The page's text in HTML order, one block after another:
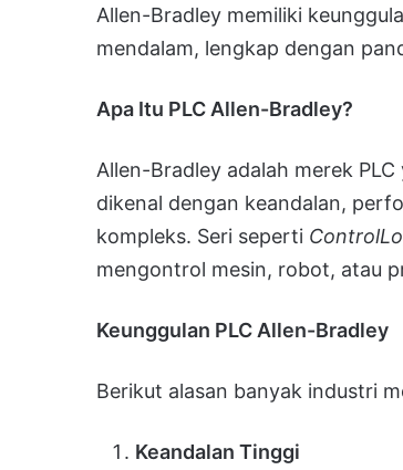
Allen-Bradley memiliki
mendalam, lengkap dengan
Apa Itu PLC Allen-Bradley?
Allen-Bradley adalah merek
dikenal dengan keandalan,
kompleks. Seri seperti
mengontrol mesin, robot, atau
Keunggulan PLC Allen-Bradley
Berikut alasan banyak industri
Keandalan Tinggi